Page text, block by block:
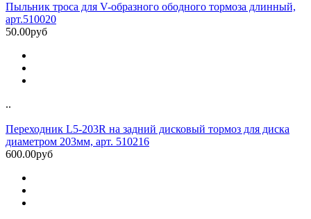
Пыльник троса для V-образного ободного тормоза длинный,
арт.510020
50.00руб
..
Переходник L5-203R на задний дисковый тормоз для диска
диаметром 203мм, арт. 510216
600.00руб